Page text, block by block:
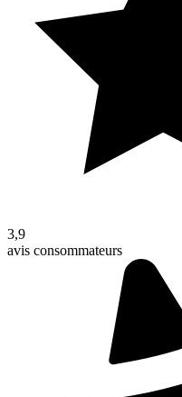
3,9
avis consommateurs